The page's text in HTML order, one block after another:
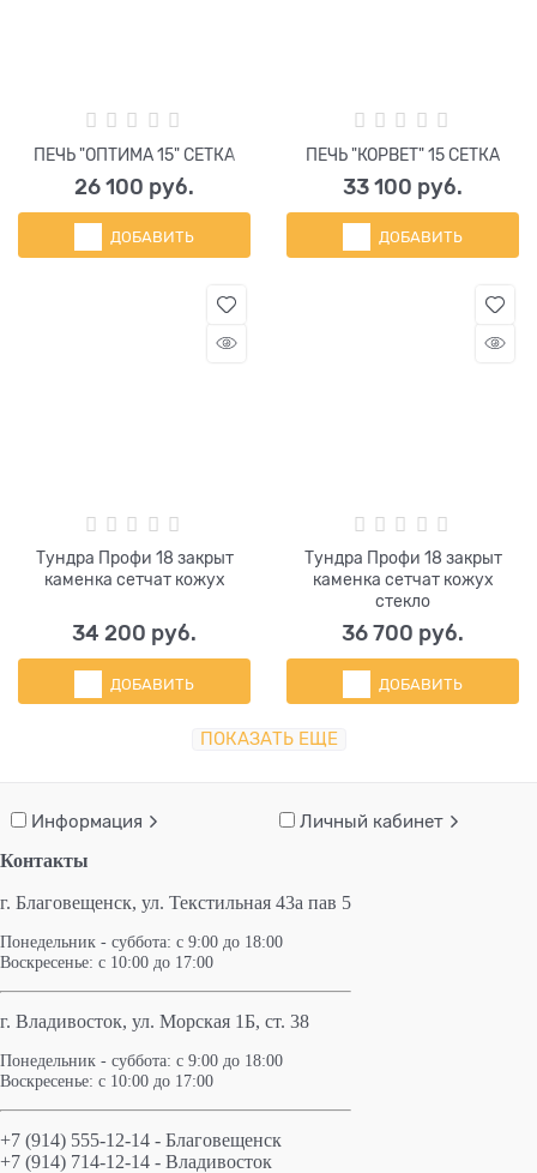
ПЕЧЬ "ОПТИМА 15" СЕТКА
26 100 руб.
ДОБАВИТЬ
ПЕЧЬ "КОРВЕТ" 15 СЕТКА
33 100 руб.
ДОБАВИТЬ
Тундра Профи 18 закрыт
каменка сетчат кожух
34 200 руб.
ДОБАВИТЬ
Тундра Профи 18 закрыт
каменка сетчат кожух
стекло
36 700 руб.
ДОБАВИТЬ
ПОКАЗАТЬ ЕЩЕ
Информация Личный кабинет
Контакты
г. Благовещенск, ул. Текстильная 43а пав 5
Понедельник - суббота: с 9:00 до 18:00
Воскресенье: с 10:00 до 17:00
г. Владивосток, ул. Морская 1Б, ст. 38
Понедельник - суббота: с 9:00 до 18:00
Воскресенье: с 10:00 до 17:00
+7 (914) 555-12-14 - Благовещенск
+7 (914) 714-12-14 - Владивосток